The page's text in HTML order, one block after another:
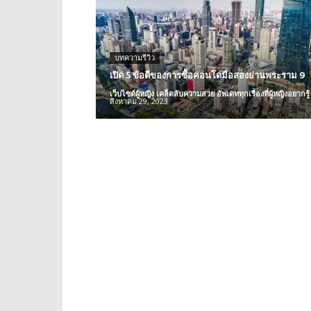
บทความรีวิว
เปิด 5 ข้อดีของการซื้อคอนโดมือสองย่านพระราม 9
เว็บไซต์ผู้หญิง เคล็ดลับความสวย อัพเดททุกเรื่องที่ผู้หญิงอยากรู้
สิงหาคม 29, 2023